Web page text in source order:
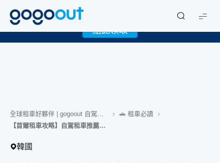
gogoout
全球租車好夥伴 | gogoout 自駕旅遊誌
🚗 租車必讀
【首爾租車攻略】自駕租車推薦，暢遊首爾的秘訣大公開！
韓國
限時下載 gogoout APP 領取免費 1GB eSIM！
點此領取